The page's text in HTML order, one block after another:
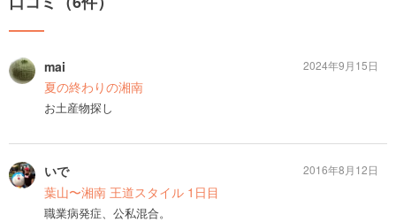
mai
夏の終わりの湘南
お土産物探し
2024年9月15日
いで
葉山〜湘南 王道スタイル 1日目
職業病発症、公私混合。
2016年8月12日